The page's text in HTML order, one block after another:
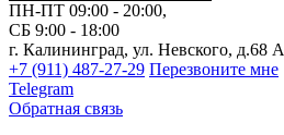
ПН-ПТ 09:00 - 20:00,
СБ 9:00 - 18:00
г. Калининград, ул. Невского, д.68 А
+7 (911) 487-27-29 Перезвоните мне
Telegram
Обратная связь